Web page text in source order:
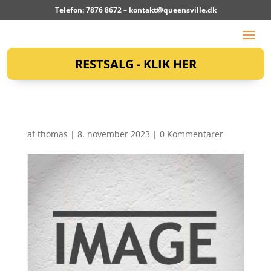
Telefon: 7876 8672 – kontakt@queensville.dk
RESTSALG - KLIK HER
afthomas | 8. november 2023 | 0 Kommentarer